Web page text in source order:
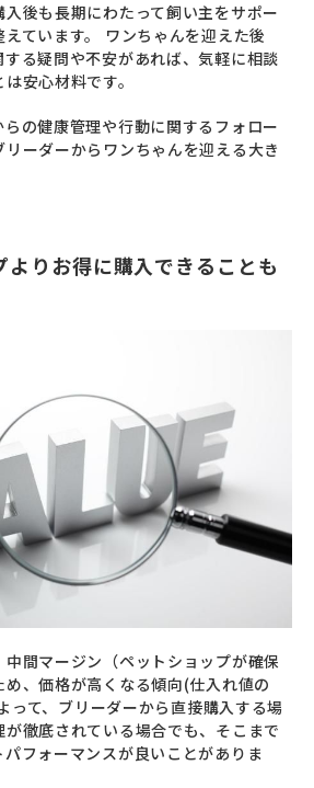
後も長期にわたって飼い主をサポー
えています。 ワンちゃんを迎えた後
る疑問や不安があれば、気軽に相談
安心材料です。
の健康管理や行動に関するフォロー
ーダーからワンちゃんを迎える大き
りお得に購入できることも
間マージン（ペットショップが確保
、価格が高くなる傾向(仕入れ値の
って、ブリーダーから直接購入する場
徹底されている場合でも、そこまで
フォーマンスが良いことがありま